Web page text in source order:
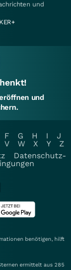
und
und
F G H I
J
V W X Y
Z
Datenschutz-
benötigen, hilft
ermittelt aus 285